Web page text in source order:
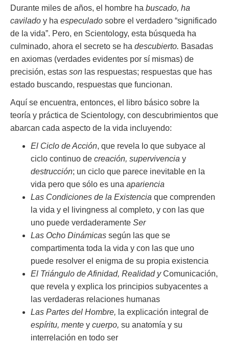
Durante miles de años, el hombre ha buscado, ha
cavilado y ha especulado sobre el verdadero “significado
de la vida”. Pero, en Scientology, esta búsqueda ha
culminado, ahora el secreto se ha descubierto. Basadas
en axiomas (verdades evidentes por sí mismas) de
precisión, estas son las respuestas; respuestas que has
estado buscando, respuestas que funcionan.
Aquí se encuentra, entonces, el libro básico sobre la
teoría y práctica de Scientology, con descubrimientos que
abarcan cada aspecto de la vida incluyendo:
El Ciclo de Acción, que revela lo que subyace al
ciclo continuo de creación, supervivencia y
destrucción; un ciclo que parece inevitable en la
vida pero que sólo es una apariencia
Las Condiciones de la Existencia que comprenden
la vida y el livingness al completo, y con las que
uno puede verdaderamente Ser
Las Ocho Dinámicas según las que se
compartimenta toda la vida y con las que uno
puede resolver el enigma de su propia existencia
El Triángulo de Afinidad, RealidadyComunicación,
que revela y explica los principios subyacentes a
las verdaderas relaciones humanas
Las Partes del Hombre, la explicación integral de
espíritu, mente y cuerpo, su anatomía y su
interrelación en todo ser